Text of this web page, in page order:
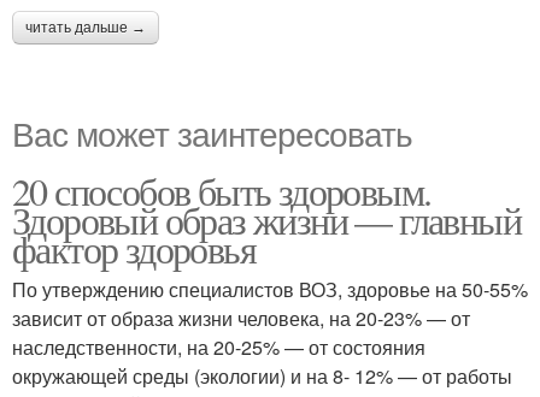
читать дальше →
Вас может заинтересовать
20 способов быть здоровым.
Здоровый образ жизни — главный
фактор здоровья
По утверждению специалистов ВОЗ, здоровье на 50-55%
зависит от образа жизни человека, на 20-23% — от
наследственности, на 20-25% — от состояния
окружающей среды (экологии) и на 8- 12% — от работы